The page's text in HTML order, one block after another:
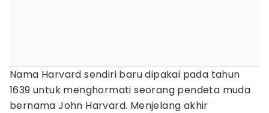
Nama Harvard sendiri baru dipakai pada tahun
1639 untuk menghormati seorang pendeta muda
bernama John Harvard. Menjelang akhir